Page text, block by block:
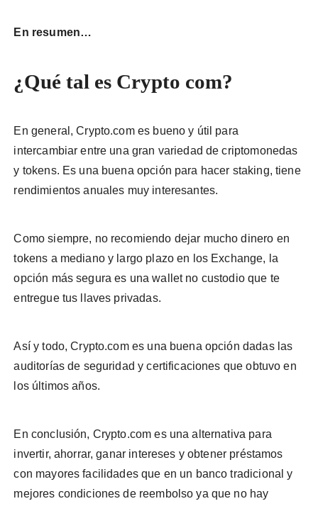
En resumen…
¿Qué tal es Crypto com?
En general, Crypto.com es bueno y útil para
intercambiar entre una gran variedad de criptomonedas
y tokens. Es una buena opción para hacer staking, tiene
rendimientos anuales muy interesantes.
Como siempre, no recomiendo dejar mucho dinero en
tokens a mediano y largo plazo en los Exchange, la
opción más segura es una wallet no custodio que te
entregue tus llaves privadas.
Así y todo, Crypto.com es una buena opción dadas las
auditorías de seguridad y certificaciones que obtuvo en
los últimos años.
En conclusión, Crypto.com es una alternativa para
invertir, ahorrar, ganar intereses y obtener préstamos
con mayores facilidades que en un banco tradicional y
mejores condiciones de reembolso ya que no hay